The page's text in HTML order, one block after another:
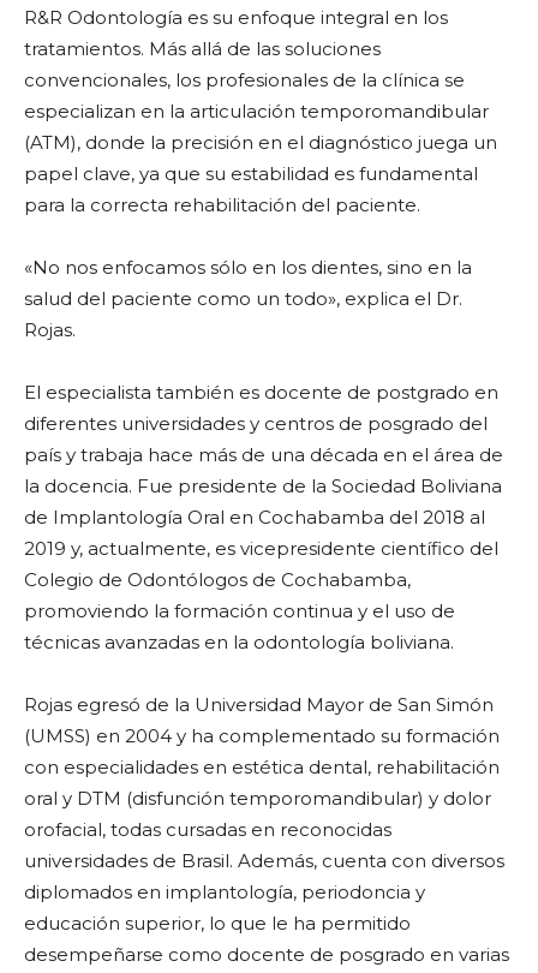
R&R Odontología es su enfoque integral en los
tratamientos. Más allá de las soluciones
convencionales, los profesionales de la clínica se
especializan en la articulación temporomandibular
(ATM), donde la precisión en el diagnóstico juega un
papel clave, ya que su estabilidad es fundamental
para la correcta rehabilitación del paciente.
«No nos enfocamos sólo en los dientes, sino en la
salud del paciente como un todo», explica el Dr.
Rojas.
El especialista también es docente de postgrado en
diferentes universidades y centros de posgrado del
país y trabaja hace más de una década en el área de
la docencia. Fue presidente de la Sociedad Boliviana
de Implantología Oral en Cochabamba del 2018 al
2019 y, actualmente, es vicepresidente científico del
Colegio de Odontólogos de Cochabamba,
promoviendo la formación continua y el uso de
técnicas avanzadas en la odontología boliviana.
Rojas egresó de la Universidad Mayor de San Simón
(UMSS) en 2004 y ha complementado su formación
con especialidades en estética dental, rehabilitación
oral y DTM (disfunción temporomandibular) y dolor
orofacial, todas cursadas en reconocidas
universidades de Brasil. Además, cuenta con diversos
diplomados en implantología, periodoncia y
educación superior, lo que le ha permitido
desempeñarse como docente de posgrado en varias